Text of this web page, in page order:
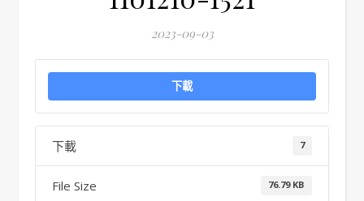
2023-09-03
下載
下載 7
File Size 76.79 KB